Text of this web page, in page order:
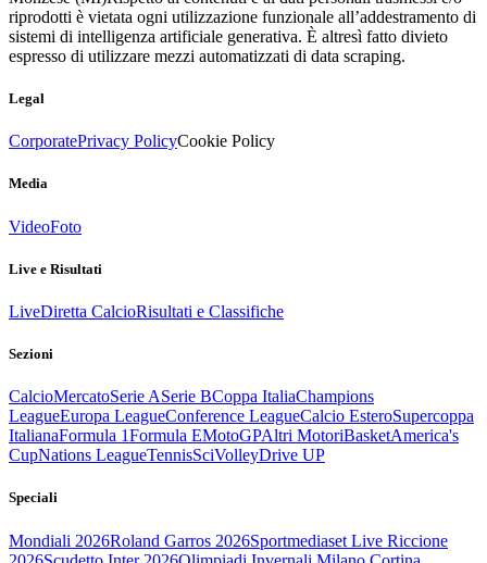
riprodotti è vietata ogni utilizzazione funzionale all’addestramento di
sistemi di intelligenza artificiale generativa. È altresì fatto divieto
espresso di utilizzare mezzi automatizzati di data scraping.
Legal
CorporatePrivacy PolicyCookie Policy
Media
VideoFoto
Live e Risultati
LiveDiretta CalcioRisultati e Classifiche
Sezioni
CalcioMercatoSerie ASerie BCoppa ItaliaChampions
LeagueEuropa LeagueConference LeagueCalcio EsteroSupercoppa
ItalianaFormula 1Formula EMotoGPAltri MotoriBasketAmerica's
CupNations LeagueTennisSciVolleyDrive UP
Speciali
Mondiali 2026Roland Garros 2026Sportmediaset Live Riccione